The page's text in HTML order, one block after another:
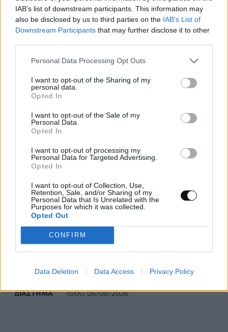
IAB’s list of downstream participants. This information may
also be disclosed by us to third parties on the IAB’s List of
Downstream Participants that may further disclose it to other
Personal Data Processing Opt Outs
I want to opt-out of the Sharing of my
personal data.
Opted In
I want to opt-out of the Sale of my
Personal Data.
Opted In
I want to opt-out of processing my
Personal Data for Targeted Advertising.
Opted In
I want to opt-out of Collection, Use,
Retention, Sale, and/or Sharing of my
Personal Data that Is Unrelated with the
Purposes for which it was collected.
Opted Out
CONFIRM
Data Deletion Data Access Privacy Policy
Ψεύτικες ενημερώσεις Adobe και Zoom
εγκαθιστούν κακόβουλο λογισμικό
απομακρυσμένης πρόσβασης
ΤΕΧΝΟΛΟΓΊΑ 17:00, 06/08/2026
Νέα ανάλυση δεδομένων αποκαλύπτει ότι
ο Άρης είχε περισσότερο νερό από όσο
πιστεύαμε
ΔΙΆΣΤΗΜΑ 15:00, 06/08/2026